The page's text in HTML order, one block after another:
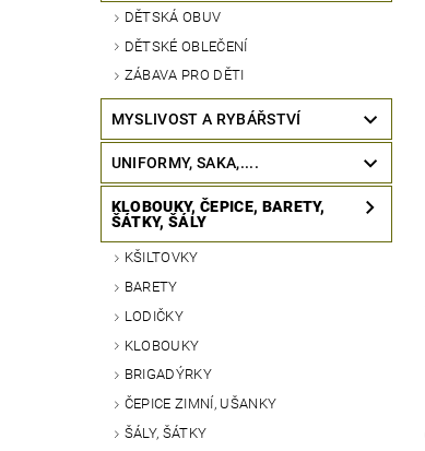
DĚTSKÁ OBUV
DĚTSKÉ OBLEČENÍ
ZÁBAVA PRO DĚTI
MYSLIVOST A RYBÁŘSTVÍ
UNIFORMY, SAKA,....
KLOBOUKY, ČEPICE, BARETY,
ŠÁTKY, ŠÁLY
KŠILTOVKY
BARETY
LODIČKY
KLOBOUKY
BRIGADÝRKY
ČEPICE ZIMNÍ, UŠANKY
ŠÁLY, ŠÁTKY